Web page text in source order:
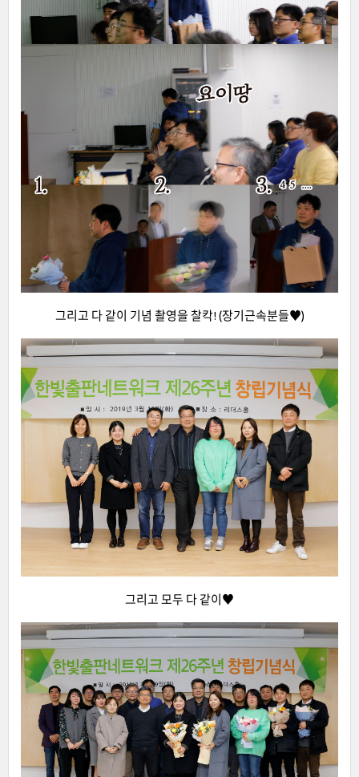
그리고 다 같이 기념 촬영을 찰칵! (장기근속분들♥)
그리고 모두 다 같이♥